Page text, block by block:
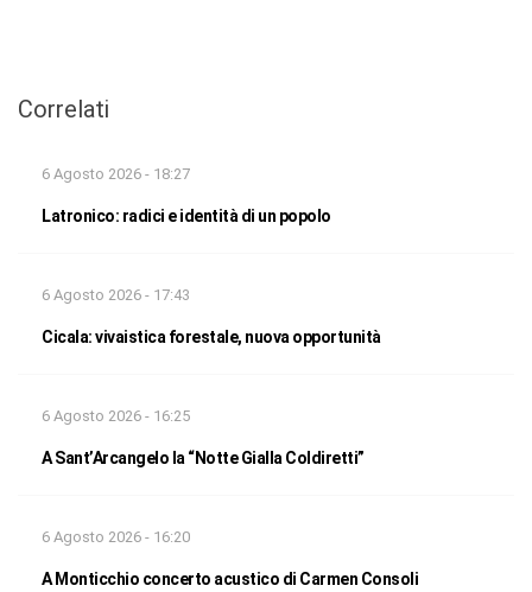
Correlati
6 Agosto 2026 - 18:27
Latronico: radici e identità di un popolo
6 Agosto 2026 - 17:43
Cicala: vivaistica forestale, nuova opportunità
6 Agosto 2026 - 16:25
A Sant’Arcangelo la “Notte Gialla Coldiretti”
6 Agosto 2026 - 16:20
A Monticchio concerto acustico di Carmen Consoli